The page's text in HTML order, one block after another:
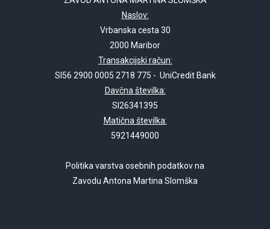
Naslov:
Vrbanska cesta 30
2000 Maribor
Transakcijski račun:
SI56 2900 0005 2718 775 - UniCredit Bank
Davčna številka:
SI26341395
Matična številka:
5921449000
Politika varstva osebnih podatkov na
Zavodu Antona Martina Slomška